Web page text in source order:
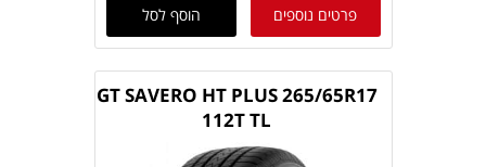
פרטים נוספים הוסף לסל
GT SAVERO HT PLUS 265/65R17
112T TL